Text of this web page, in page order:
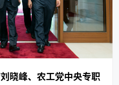
晓峰、农工党中央专职